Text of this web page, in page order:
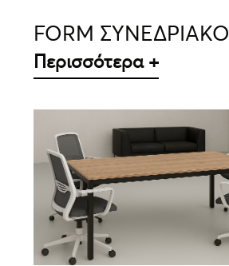
FORM ΣΥΝΕΔΡΙΑΚΟ
Περισσότερα +